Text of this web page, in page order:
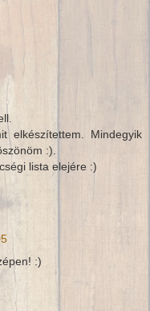
elkészítettem. Mindegyik
:).
lista elejére :)
:)